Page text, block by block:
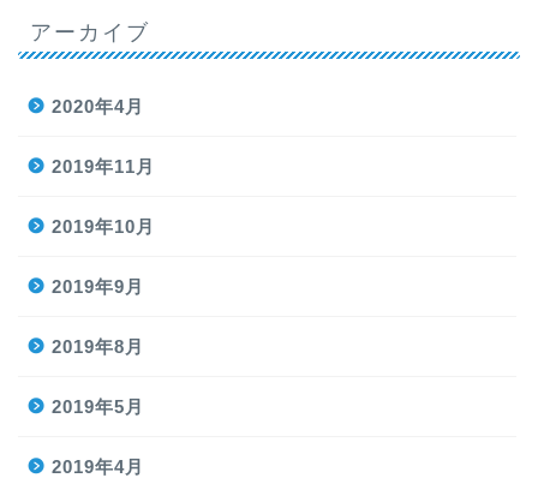
アーカイブ
2020年4月
2019年11月
2019年10月
2019年9月
2019年8月
2019年5月
2019年4月